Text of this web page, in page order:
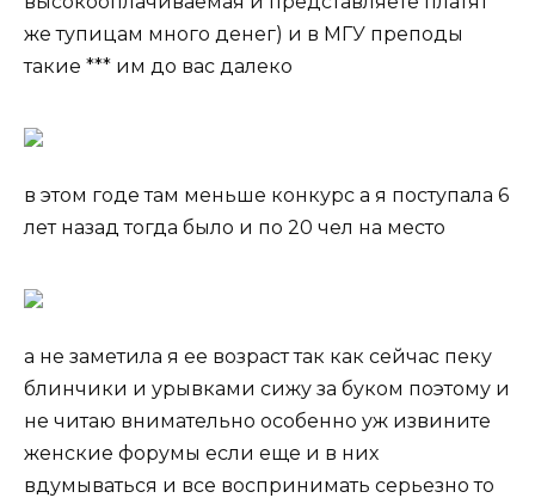
же тупицам много денег) и в МГУ преподы
такие *** им до вас далеко
в этом годе там меньше конкурс а я поступала 6
лет назад тогда было и по 20 чел на место
а не заметила я ее возраст так как сейчас пеку
блинчики и урывками сижу за буком поэтому и
не читаю внимательно особенно уж извините
женские форумы если еще и в них
вдумываться и все воспринимать серьезно то